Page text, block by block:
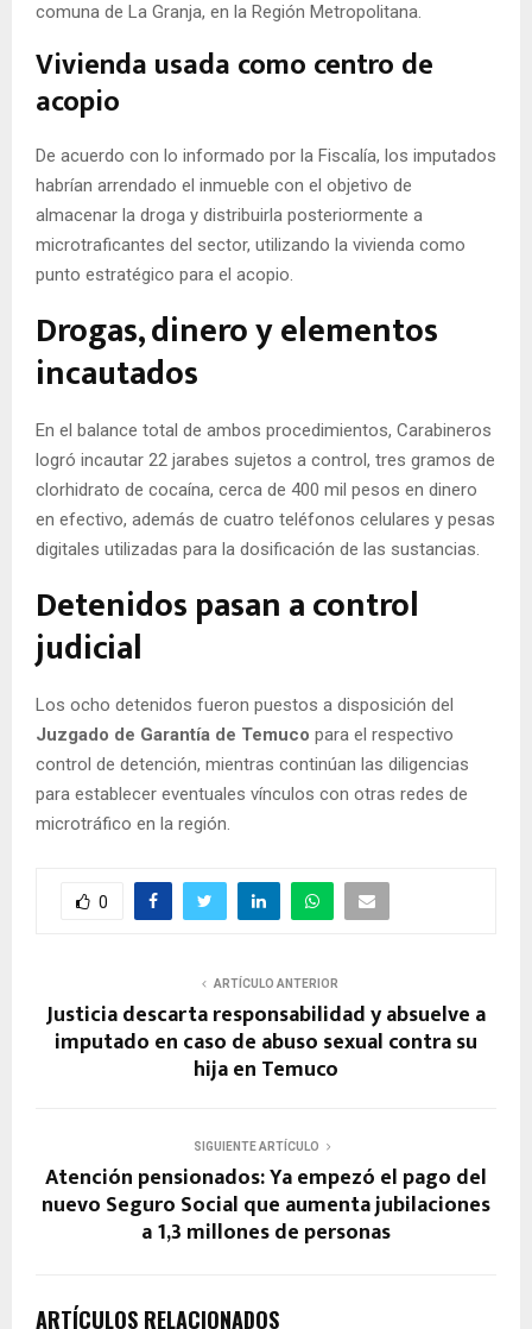
comuna de La Granja, en la Región Metropolitana.
Vivienda usada como centro de
acopio
De acuerdo con lo informado por la Fiscalía, los imputados
habrían arrendado el inmueble con el objetivo de
almacenar la droga y distribuirla posteriormente a
microtraficantes del sector, utilizando la vivienda como
punto estratégico para el acopio.
Drogas, dinero y elementos
incautados
En el balance total de ambos procedimientos, Carabineros
logró incautar 22 jarabes sujetos a control, tres gramos de
clorhidrato de cocaína, cerca de 400 mil pesos en dinero
en efectivo, además de cuatro teléfonos celulares y pesas
digitales utilizadas para la dosificación de las sustancias.
Detenidos pasan a control
judicial
Los ocho detenidos fueron puestos a disposición del
Juzgado de Garantía de Temuco para el respectivo
control de detención, mientras continúan las diligencias
para establecer eventuales vínculos con otras redes de
microtráfico en la región.
0
ARTÍCULO ANTERIOR
Justicia descarta responsabilidad y absuelve a
imputado en caso de abuso sexual contra su
hija en Temuco
SIGUIENTE ARTÍCULO
Atención pensionados: Ya empezó el pago del
nuevo Seguro Social que aumenta jubilaciones
a 1,3 millones de personas
ARTÍCULOS RELACIONADOS